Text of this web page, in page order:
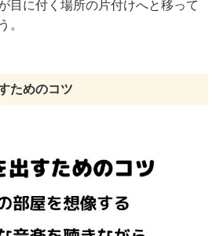
目に付く場所の片付けへと移って
。
ためのコツ